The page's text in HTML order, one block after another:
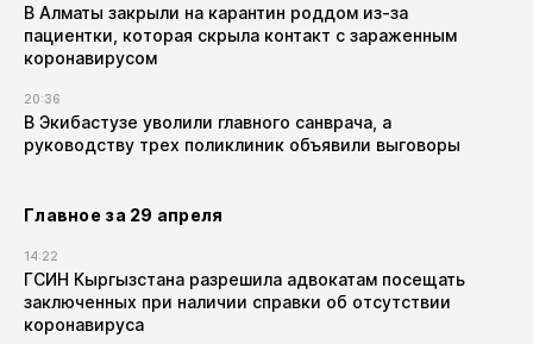
В Алматы закрыли на карантин роддом из-за
пациентки, которая скрыла контакт с зараженным
коронавирусом
20:36
В Экибастузе уволили главного санврача, а
руководству трех поликлиник объявили выговоры
Главное за 29 апреля
14:22
ГСИН Кыргызстана разрешила адвокатам посещать
заключенных при наличии справки об отсутствии
коронавируса